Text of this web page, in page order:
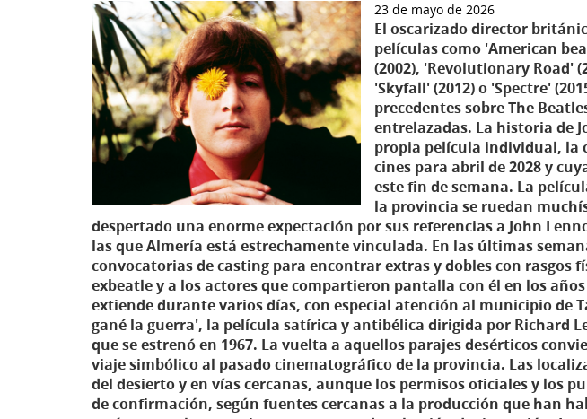
23 de mayo de 2026
El oscarizado director
películas como 'American
(2002), 'Revolutionary Road'
'Skyfall' (2012) o 'Spectre'
precedentes sobre The
entrelazadas. La historia de
propia película individual, la
cines para abril de 2028 y
este fin de semana. La
la provincia se ruedan
despertado una enorme expectación por sus referencias a John
las que Almería está estrechamente vinculada. En las últimas
convocatorias de casting para encontrar extras y dobles con rasgos
exbeatle y a los actores que compartieron pantalla con él en los
extiende durante varios días, con especial atención al municipio de
gané la guerra', la película satírica y antibélica dirigida por Richard
que se estrenó en 1967. La vuelta a aquellos parajes desérticos
viaje simbólico al pasado cinematográfico de la provincia. Las
del desierto y en vías cercanas, aunque los permisos oficiales y los
de confirmación, según fuentes cercanas a la producción que han